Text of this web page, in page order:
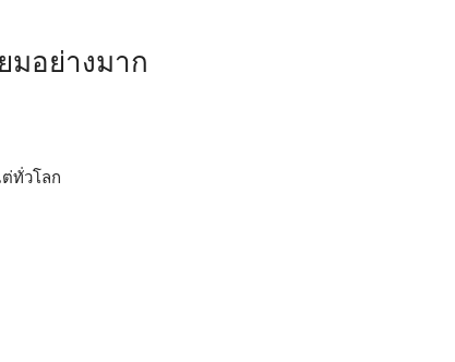
มอย่างมาก
ทั่วโลก